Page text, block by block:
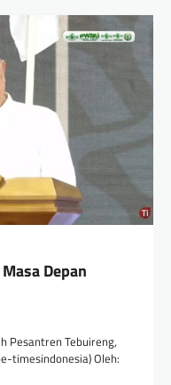
Depan
Pesantren Tebuireng,
timesindonesia) Oleh: